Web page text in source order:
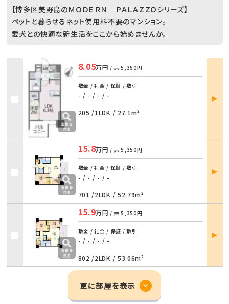
【博多区美野島のＭＯＤＥＲＮ ＰＡＬＡＺＺＯシリーズ】
ペットと暮らせるネット使用料不要のマンション。
愛犬との快適な新生活をここから始めませんか。
8.05万円 / 共5,350円
敷金 / 礼金 / 保証 / 敷引
- / - / - / -
205 /1LDK / 27.1m²
部屋
15.8万円 / 共5,350円
敷金 / 礼金 / 保証 / 敷引
- / - / - / -
701 /2LDK / 52.79m²
部屋
詳細
15.9万円 / 共5,350円
敷金 / 礼金 / 保証 / 敷引
- / - / - / -
802 /2LDK / 53.06m²
部屋
詳細
更に部屋を表示